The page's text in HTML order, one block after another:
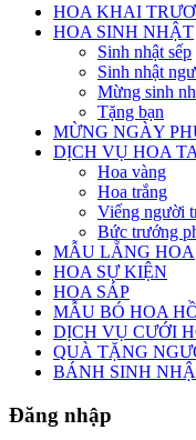
HOA KHAI
HOA SINH NHẬT
Sinh nhật sếp
Sinh nhật
Mừng sinh
Tặng bạn
MỪNG NGÀY
DỊCH VỤ HOA
Hoa vàng
Hoa trắng
Viếng người
Bức trướng
MẪU LẴNG HOA
HOA SỰ KIỆN
HOA SÁP
MẪU BÓ HOA
DỊCH VỤ CƯỚI
QUÀ TẶNG
BÁNH SINH
Đăng nhập